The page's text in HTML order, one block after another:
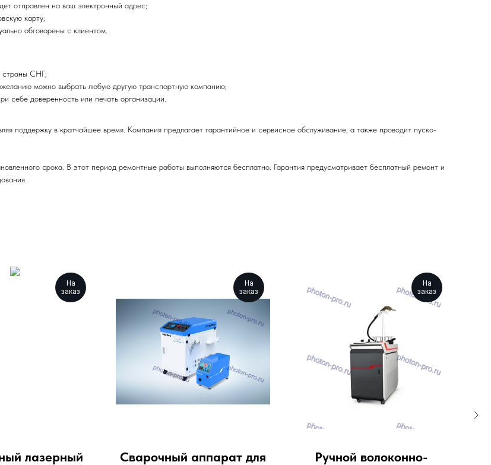
отправлен на ваш электронный адрес;
карту;
обговорены с клиентом.
страны СНГ;
можно выбрать любую другую транспортную компанию;
себе доверенность или печать организации.
в кратчайшее время. Компания предлагает гарантийное и сервисное обслуживание, а также проводит пуско-
срока. В этот период ремонтные работы выполняются бесплатно. Гарантия предусматривает бесплатный ремонт и
На
заказ
лазерный
На
заказ
Сварочный аппарат для
На
заказ
Ручной волоконно-